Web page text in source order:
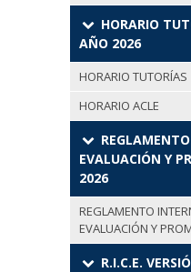
HORARIO
AÑO 2026
HORARIO TUTORÍAS
HORARIO ACLE
EVALUACIÓN Y
2026
REGLAMENTO
EVALUACIÓN Y
R.I.C.E.